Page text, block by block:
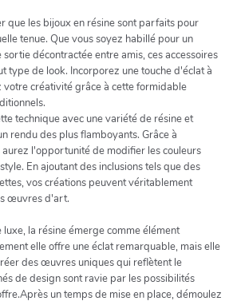
que les bijoux en résine sont parfaits pour
tenue. Que vous soyez habillé pour un
décontractée entre amis, ces accessoires
type de look. Incorporez une touche d'éclat à
votre créativité grâce à cette formidable
technique avec une variété de résine et
rendu des plus flamboyants. Grâce à
l'opportunité de modifier les couleurs
En ajoutant des inclusions tels que des
vos créations peuvent véritablement
œuvres d'art.
luxe, la résine émerge comme élément
elle offre une éclat remarquable, mais elle
des œuvres uniques qui reflètent le
de design sont ravie par les possibilités
un temps de mise en place, démoulez